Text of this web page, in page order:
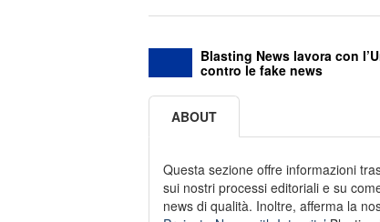
Blasting News lavora con
contro le fake news
ABOUT
Questa sezione offre informazioni
sui nostri processi editoriali e su
news di qualità. Inoltre, afferma la